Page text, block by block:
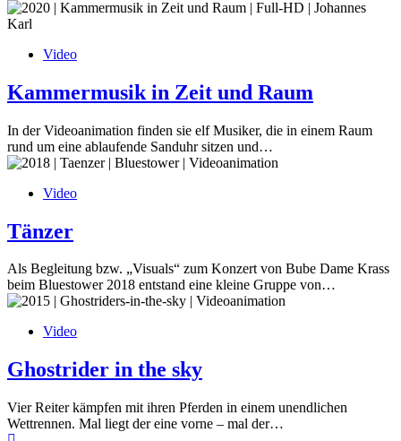
Video
Kammermusik in Zeit und Raum
In der Videoanimation finden sie elf Musiker, die in einem Raum
rund um eine ablaufende Sanduhr sitzen und…
Video
Tänzer
Als Begleitung bzw. „Visuals“ zum Konzert von Bube Dame Krass
beim Bluestower 2018 entstand eine kleine Gruppe von…
Video
Ghostrider in the sky
Vier Reiter kämpfen mit ihren Pferden in einem unendlichen
Wettrennen. Mal liegt der eine vorne – mal der…